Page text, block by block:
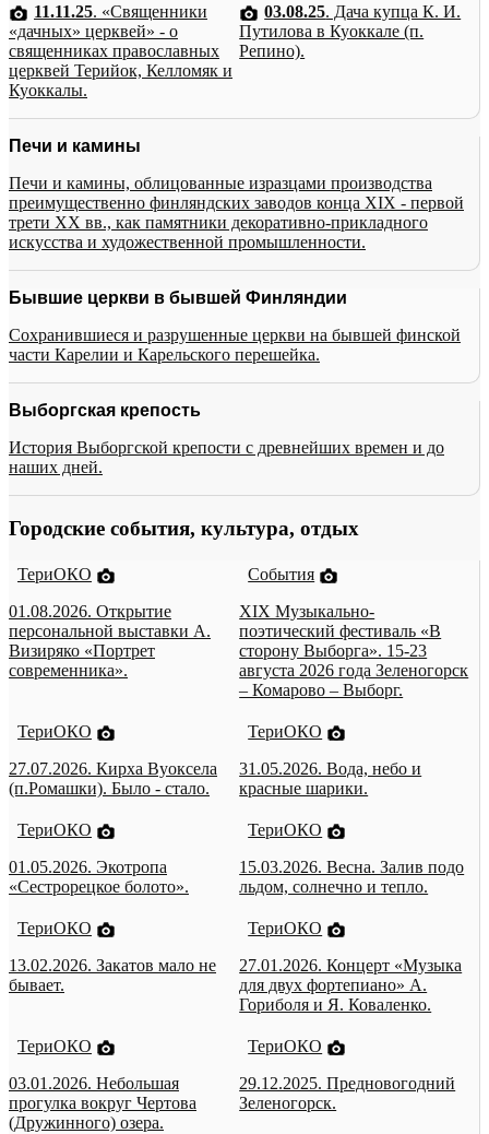
11.11.25. «Священники
«дачных» церквей» - о
священниках православных
церквей Терийок, Келломяк и
Куоккалы.
03.08.25. Дача купца К. И.
Путилова в Куоккале (п.
Репино).
Печи и камины
Печи и камины, облицованные изразцами производства
преимущественно финляндских заводов конца XIX - первой
трети XX вв., как памятники декоративно-прикладного
искусства и художественной промышленности.
Бывшие церкви в бывшей Финляндии
Сохранившиеся и разрушенные церкви на бывшей финской
части Карелии и Карельского перешейка.
Выборгская крепость
История Выборгской крепости с древнейших времен и до
наших дней.
Городские события, культура, отдых
ТериОКО
01.08.2026. Открытие
персональной выставки А.
Визиряко «Портрет
современника».
События
XIX Музыкально-
поэтический фестиваль «В
сторону Выборга». 15-23
августа 2026 года Зеленогорск
– Комарово – Выборг.
ТериОКО
27.07.2026. Кирха Вуоксела
(п.Ромашки). Было - стало.
ТериОКО
31.05.2026. Вода, небо и
красные шарики.
ТериОКО
01.05.2026. Экотропа
«Сестрорецкое болото».
ТериОКО
15.03.2026. Весна. Залив подо
льдом, солнечно и тепло.
ТериОКО
13.02.2026. Закатов мало не
бывает.
ТериОКО
27.01.2026. Концерт «Музыка
для двух фортепиано» А.
Гориболя и Я. Коваленко.
ТериОКО
03.01.2026. Небольшая
прогулка вокруг Чертова
(Дружинного) озера.
ТериОКО
29.12.2025. Предновогодний
Зеленогорск.